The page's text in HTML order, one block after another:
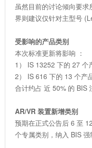
虽然目前的讨论倾向要
界则建议仅针对主型号
受影响的产品类别
本次标准更新将影响 ：
1） IS 13252 下的 27 个
2） IS 616 下的 13 个产
合计约占 近 50% 的 BIS
AR/VR 装置新增类别
预期在正式公告后 6 至
个专属类别，纳入 BIS 强